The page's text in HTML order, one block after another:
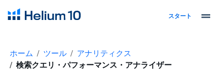
スタート
ホーム ツール
アナリティクス
検索クエリ・パフォーマンス・アナライザー